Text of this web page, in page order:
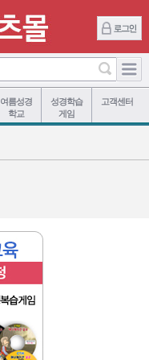
여름성경
학교
성경학습
게임
고객센터